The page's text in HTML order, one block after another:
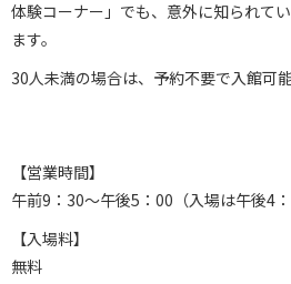
体験コーナー」でも、意外に知られて
ます。
30人未満の場合は、予約不要で入館可能
【営業時間】
午前9：30〜午後5：00（入場は午後4：
【入場料】
無料